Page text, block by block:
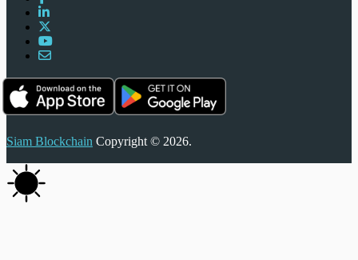
Siam Blockchain Copyright © 2026.